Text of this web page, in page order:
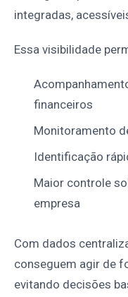
integradas,
Essa visibilidade
financeiros
Monitoramento
Identificação
Maior controle
empresa
Com dados
conseguem agir de
evitando decisões